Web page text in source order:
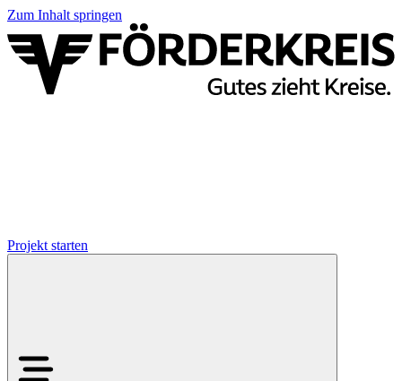
Zum Inhalt springen
Projekt starten